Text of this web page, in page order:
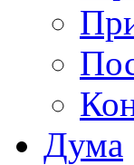
Дума